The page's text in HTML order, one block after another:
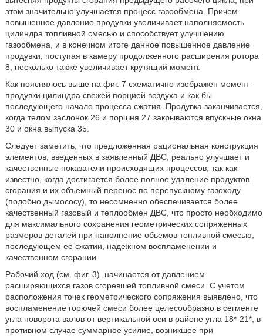
этом значительно улучшается процесс газообмена. Причем
повышенное давление продувки увеличивает наполняемость
цилиндра топливной смесью и способствует улучшению
газообмена, и в конечном итоге данное повышенное давление
продувки, поступая в камеру продолженного расширения ротора
8, несколько также увеличивает крутящий момент.
Как пояснялось выше на фиг. 7 схематично изображен момент
продувки цилиндра свежей порцией воздуха и как бы
последующего начало процесса сжатия. Продувка заканчивается,
когда телом заслонок 26 и поршня 27 закрываются впускные окна
30 и окна выпуска 35.
Следует заметить, что предложенная рациональная конструкция
элементов, введенных в заявленный ДВС, реально улучшает и
качественные показатели происходящих процессов, так как
известно, когда достигается более полное удаление продуктов
сгорания и их объемный перенос по перепускному газоходу
(подобно дымососу), то несомненно обеспечивается более
качественный газовый и теплообмен ДВС, что просто необходимо
для максимального сохранения геометрических сопряженных
размеров деталей при наполнение обьемов топливной смесью,
последующем ее сжатии, надежном воспламенении и
качественном сгорании.
Рабочий ход (см. фиг. 3). начинается от давлением
расширяющихся газов сгоревшей топливной смеси. С учетом
расположения точек геометрического сопряжения выявлено, что
воспламенение горючей смеси более целесообразно в сегменте
угла поворота валов от вертикальной оси в районе угла 18*-21*, в
противном случае суммарное усилие, возникшее при